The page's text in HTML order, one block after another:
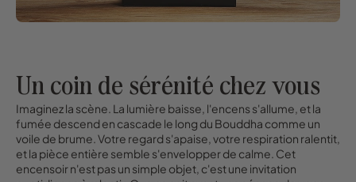
Un coin de sérénité chez vous
Imaginez la scène. La lumière baisse, l'encens s'allume, et la
fumée descend en cascade le long du Bouddha comme un
voile de brume. Votre regard s'apaise, votre respiration ralentit,
et la pièce entière semble s'envelopper de calme. Cet
encensoir n'est pas un simple objet, c'est une invitation